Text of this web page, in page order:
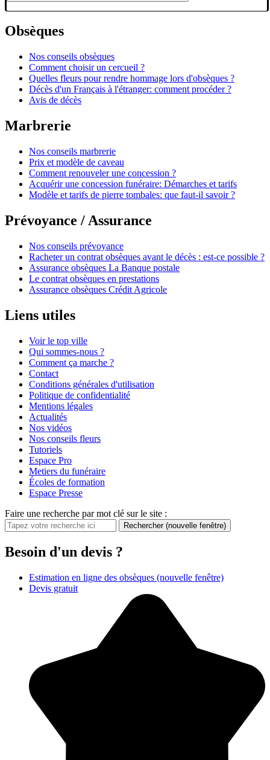
Obsèques
Nos conseils obsèques
Comment choisir un cercueil ?
Quelles fleurs pour rendre hommage lors d'obsèques ?
Décès d'un Français à l'étranger: comment procéder ?
Avis de décès
Marbrerie
Nos conseils marbrerie
Prix et modèle de caveau
Comment renouveler une concession ?
Acquérir une concession funéraire: Démarches et tarifs
Modèle et tarifs de pierre tombales: que faut-il savoir ?
Prévoyance / Assurance
Nos conseils prévoyance
Racheter un contrat obsèques avant le décès : est-ce possible ?
Assurance obsèques La Banque postale
Le contrat obsèques en prestations
Assurance obsèques Crédit Agricole
Liens utiles
Voir le top ville
Qui sommes-nous ?
Comment ça marche ?
Contact
Conditions générales d'utilisation
Politique de confidentialité
Mentions légales
Actualités
Nos vidéos
Nos conseils fleurs
Tutoriels
Espace Pro
Metiers du funéraire
Écoles de formation
Espace Presse
Faire une recherche par mot clé sur le site :
Rechercher (nouvelle fenêtre)
Besoin d'un devis ?
Estimation en ligne des obsèques (nouvelle fenêtre)
Devis gratuit